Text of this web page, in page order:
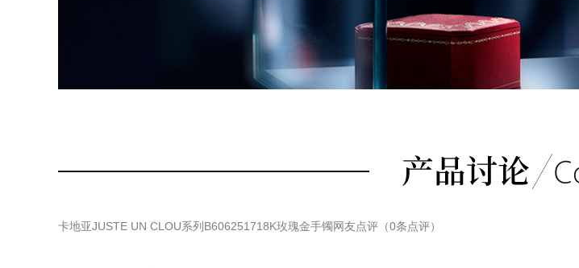
卡地亚JUSTE UN CLOU系列B606251718K玫瑰金手镯网友点评（0条点评）